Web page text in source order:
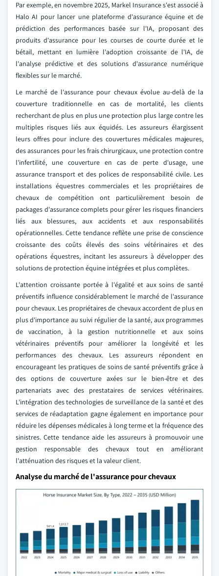
Par exemple, en novembre 2025, Markel Insurance s'est associé à
Halo AI pour lancer une plateforme d'assurance équine et de
prédiction des performances basée sur l'IA, proposant des
produits d'assurance pour les courses de courte durée et le
bétail, mettant en lumière l'adoption croissante de l'IA, de
l'analyse prédictive et des solutions d'assurance numérique
flexibles sur le marché.
Le marché de l'assurance pour chevaux évolue au-delà de la
couverture traditionnelle en cas de mortalité, les clients
recherchant de plus en plus une protection plus large contre les
multiples risques liés aux équidés. Les assureurs élargissent
leurs offres pour inclure des couvertures médicales majeures,
des assurances pour les frais chirurgicaux, une protection contre
l'infertilité, une couverture en cas de perte d'usage, une
assurance transport et des polices de responsabilité civile. Les
installations équestres commerciales et les propriétaires de
chevaux de compétition ont particulièrement besoin de
packages d'assurance complets pour gérer les risques financiers
liés aux blessures, aux accidents et aux responsabilités
opérationnelles. Cette tendance reflète une prise de conscience
croissante des coûts élevés des soins vétérinaires et des
opérations équestres, incitant les assureurs à développer des
solutions de protection équine intégrées et plus complètes.
L'attention croissante portée à l'égalité et aux soins de santé
préventifs influence considérablement le marché de l'assurance
pour chevaux. Les propriétaires de chevaux accordent de plus en
plus d'importance au suivi régulier de la santé, aux programmes
de vaccination, à la gestion nutritionnelle et aux soins
vétérinaires préventifs pour améliorer la longévité et les
performances des chevaux. Les assureurs répondent en
encourageant les pratiques de soins de santé préventifs grâce à
des options de couverture axées sur le bien-être et des
partenariats avec des prestataires de services vétérinaires.
L'intégration des technologies de surveillance de la santé et des
services de réadaptation gagne également en importance pour
réduire les dépenses médicales à long terme et la fréquence des
sinistres. Cette tendance aide les assureurs à promouvoir une
gestion responsable des chevaux tout en améliorant
l'atténuation des risques et la valeur client.
Analyse du marché de l'assurance pour chevaux